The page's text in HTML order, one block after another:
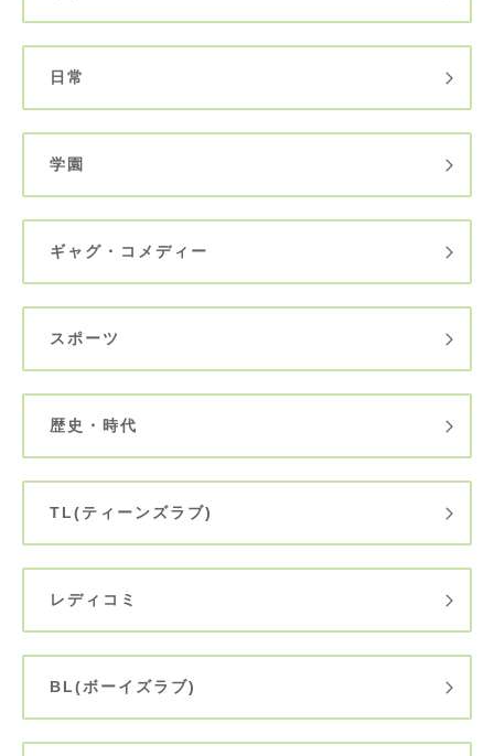
日常
学園
ギャグ・コメディー
スポーツ
歴史・時代
TL(ティーンズラブ)
レディコミ
BL(ボーイズラブ)